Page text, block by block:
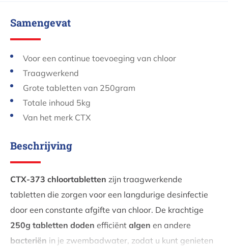
Samengevat
Voor een continue toevoeging van chloor
Traagwerkend
Grote tabletten van 250gram
Totale inhoud 5kg
Van het merk CTX
Beschrijving
CTX-373 chloortabletten zijn traagwerkende
tabletten die zorgen voor een langdurige desinfectie
door een constante afgifte van chloor. De krachtige
250g tabletten doden efficiënt algen en andere
bacteriën in je zwembadwater, zodat u kunt genieten